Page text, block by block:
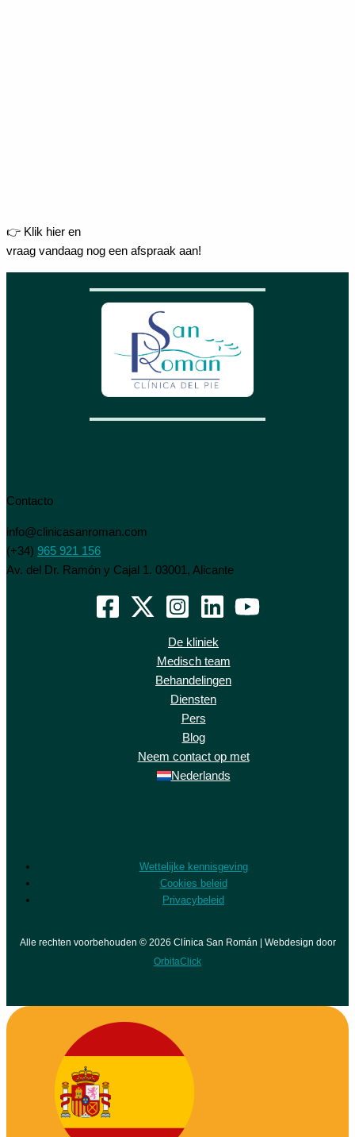
👉 Klik hier en
vraag vandaag nog een afspraak aan!
Contacto
info@clinicasanroman.com
(+34) 965 921 156
Av. del Dr. Ramón y Cajal 1. 03001, Alicante
De kliniek
Medisch team
Behandelingen
Diensten
Pers
Blog
Neem contact op met
Nederlands
Wettelijke kennisgeving
Cookies beleid
Privacybeleid
Alle rechten voorbehouden © 2026 Clínica San Román | Webdesign door
OrbitaClick